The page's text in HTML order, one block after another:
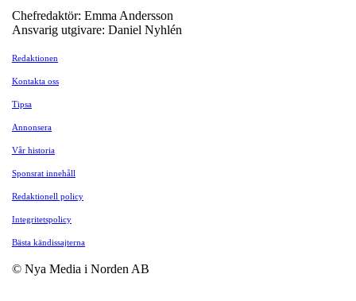
Chefredaktör: Emma Andersson
Ansvarig utgivare: Daniel Nyhlén
Redaktionen
Kontakta oss
Tipsa
Annonsera
Vår historia
Sponsrat innehåll
Redaktionell policy
Integritetspolicy
Bästa kändissajterna
© Nya Media i Norden AB